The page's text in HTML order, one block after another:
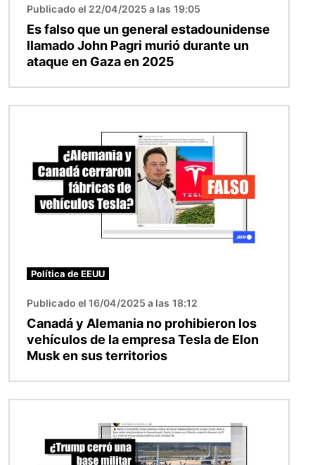
Publicado el 22/04/2025 a las 19:05
Es falso que un general estadounidense
llamado John Pagri murió durante un
ataque en Gaza en 2025
Política de EEUU
Publicado el 16/04/2025 a las 18:12
Canadá y Alemania no prohibieron los
vehículos de la empresa Tesla de Elon
Musk en sus territorios